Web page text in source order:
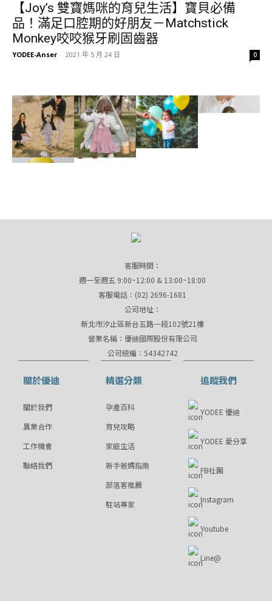
【Joy’s 雙寶媽咪的育兒生活】寶貝必備
品！滿足口腔期的好朋友－Matchstick
Monkey咬咬猴牙刷固齒器
YODEE-Anser - 2021 年 5 月 24 日 0
客服時間：
週一至週五 9:00~12:00 & 13:00~18:00
客服電話：(02) 2696-1681
公司地址：
新北市汐止區新台五路一段102號21樓
營業名稱：優迪國際股份有限公司
公司統編：54342742
關於優迪
關於我們
異業合作
工作機會
聯絡我們
精選分類
孕產百科
育兒攻略
家庭生活
新手爸媽指南
部落客推薦
駐站專家
追蹤我們
YODEE 優迪
YODEE 愛分享
FB社團
Instagram
Youtube
Line@